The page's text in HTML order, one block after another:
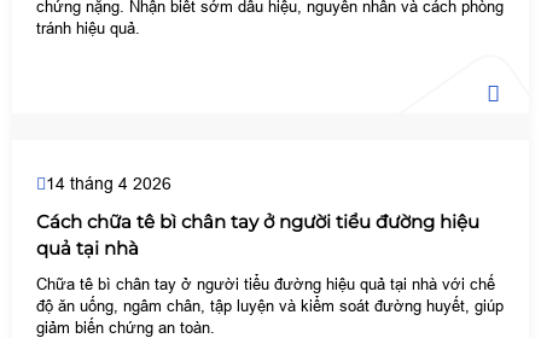
chứng nặng. Nhận biết sớm dấu hiệu, nguyên nhân và cách phòng
tránh hiệu quả.
14 tháng 4 2026
Cách chữa tê bì chân tay ở người tiểu đường hiệu
quả tại nhà
Chữa tê bì chân tay ở người tiểu đường hiệu quả tại nhà với chế
độ ăn uống, ngâm chân, tập luyện và kiểm soát đường huyết, giúp
giảm biến chứng an toàn.